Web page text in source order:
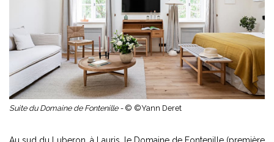
Suite du Domaine de Fontenille - © ©Yann Deret